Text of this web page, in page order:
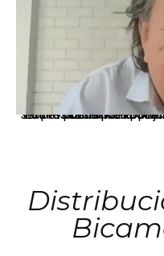
La presidenta Keiko Fujimori informó que la solicitud de indulto presentada por el